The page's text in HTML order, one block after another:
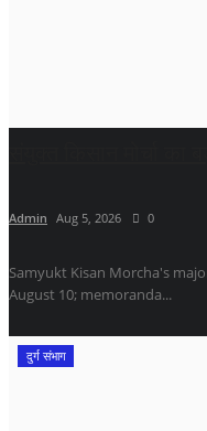
Admin Aug 5, 2026 0
Samyukt Kisan Morcha's
August 10; memoranda...
दुर्ग संभाग